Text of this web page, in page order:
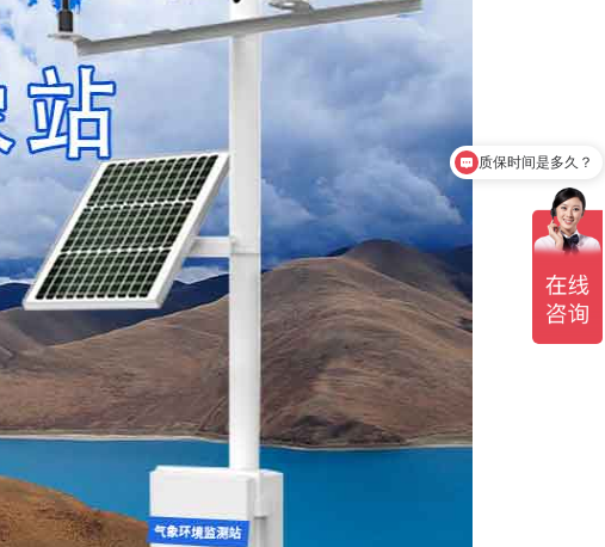
产品有检测证书吗？
质保时间是多久？